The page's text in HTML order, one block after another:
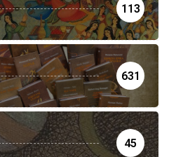
113
631
45